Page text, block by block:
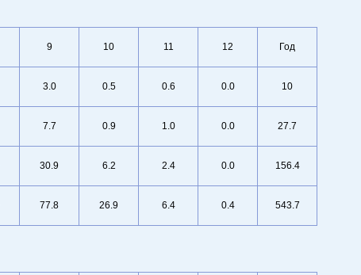
9 10 11 12 Год
3.0 0.5 0.6 0.0 10
7.7 0.9 1.0 0.0 27.7
30.9 6.2 2.4 0.0 156.4
77.8 26.9 6.4 0.4 543.7